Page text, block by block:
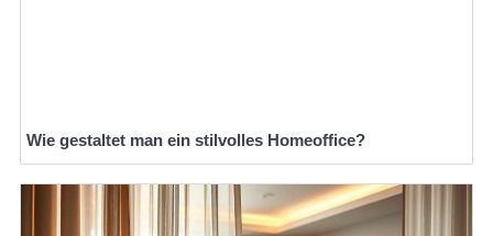
Wie gestaltet man ein stilvolles Homeoffice?